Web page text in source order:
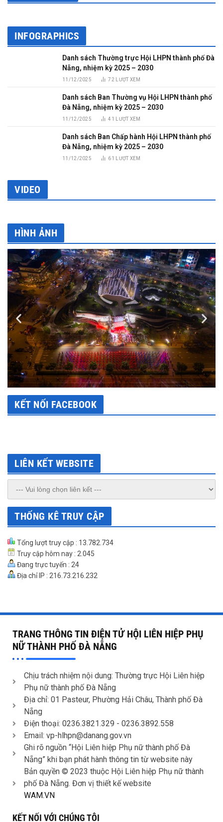
INFOGRAPHICS
Danh sách Thường trực Hội LHPN thành phố Đà
Nẵng, nhiệm kỳ 2025 – 2030
11/12/2025 72 LƯỢT XEM
Danh sách Ban Thường vụ Hội LHPN thành phố
Đà Nẵng, nhiệm kỳ 2025 – 2030
11/12/2025 41 LƯỢT XEM
Danh sách Ban Chấp hành Hội LHPN thành phố
Đà Nẵng, nhiệm kỳ 2025 – 2030
11/12/2025 61 LƯỢT XEM
VIDEO
HÌNH ẢNH
KẾT NỐI FACEBOOK
LIÊN KẾT WEBSITE
THỐNG KÊ TRUY CẬP
Tổng lượt truy cập : 13.782.734
Truy cập hôm nay : 2.045
Đang trực tuyến : 24
Địa chỉ IP : 216.73.216.232
TRANG THÔNG TIN ĐIỆN TỬ HỘI LIÊN HIỆP PHỤ
NỮ THÀNH PHỐ ĐÀ NẴNG
Chịu trách nhiệm nội dung: Thường trực Hội Liên hiệp
Phụ nữ thành phố Đà Nẵng
Địa chỉ: 01 Pasteur, Phường Hải Châu, Thành phố Đà
Nẵng
Điện thoại: 0236.3821.329 - 0236.3892.558
Email: vp-hlhpn@danang.gov.vn
Ghi rõ nguồn “Hội Liên hiệp Phụ nữ thành phố Đà
Nẵng” khi bạn phát hành thông tin từ website này
Bản quyền © 2023 thuộc Hội Liên hiệp Phụ nữ thành
phố Đà Nẵng. Đơn vị thiết kế website
WAM.VN
KẾT NỐI VỚI CHÚNG TÔI